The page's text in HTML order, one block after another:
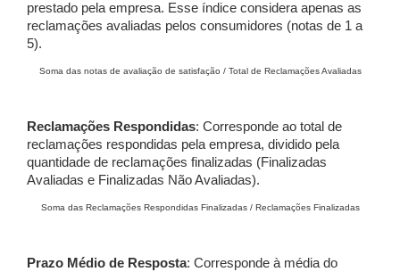
prestado pela empresa. Esse índice considera apenas as
reclamações avaliadas pelos consumidores (notas de 1 a
5).
Soma das notas de avaliação de satisfação / Total de Reclamações Avaliadas
Reclamações Respondidas: Corresponde ao total de
reclamações respondidas pela empresa, dividido pela
quantidade de reclamações finalizadas (Finalizadas
Avaliadas e Finalizadas Não Avaliadas).
Soma das Reclamações Respondidas Finalizadas / Reclamações Finalizadas
Prazo Médio de Resposta: Corresponde à média do